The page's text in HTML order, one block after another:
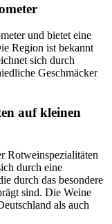
und bietet eine
Region ist bekannt
sich durch
Geschmäcker
auf kleinen
Rotweinspezialitäten
durch eine
durch das besondere
sind. Die Weine
als auch